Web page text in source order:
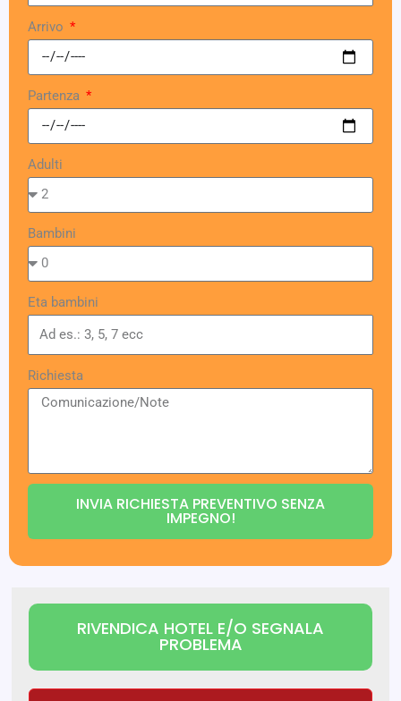
Arrivo
Partenza
Adulti
Bambini
Eta bambini
Richiesta
INVIA RICHIESTA PREVENTIVO SENZA
IMPEGNO!
RIVENDICA HOTEL E/O SEGNALA
PROBLEMA